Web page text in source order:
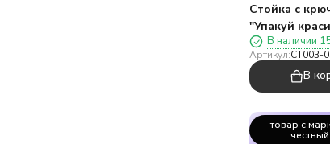
Стойка с
"Упакуй
комплект
шт)
В наличии
Артикул:CT003-
В
товар с